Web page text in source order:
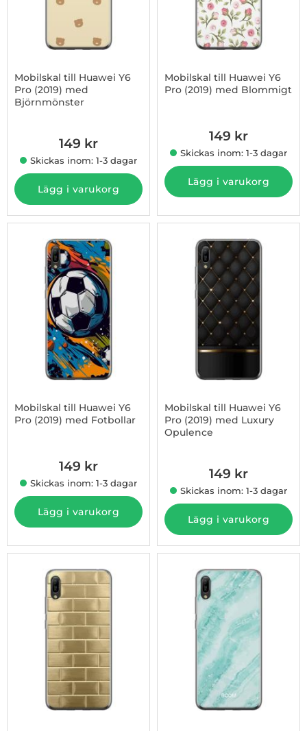
Mobilskal till Huawei Y6
Pro (2019) med
Björnmönster
149 kr
Skickas inom: 1-3 dagar
Lägg i varukorg
Mobilskal till Huawei Y6
Pro (2019) med Blommigt
149 kr
Skickas inom: 1-3 dagar
Lägg i varukorg
Mobilskal till Huawei Y6
Pro (2019) med Fotbollar
149 kr
Skickas inom: 1-3 dagar
Lägg i varukorg
Mobilskal till Huawei Y6
Pro (2019) med Luxury
Opulence
149 kr
Skickas inom: 1-3 dagar
Lägg i varukorg